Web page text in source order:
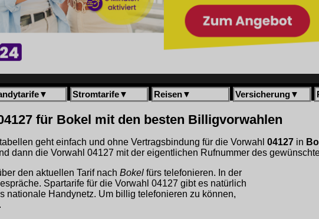
▼ Stromtarife▼ Reisen▼ Versicherung▼
für Bokel mit den besten Billigvorwahlen
geht einfach und ohne Vertragsbindung für die Vorwahl 04127 in
dann die Vorwahl 04127 mit der eigentlichen Rufnummer des
den aktuellen Tarif nach Bokel fürs telefonieren. In der
Spartarife für die Vorwahl 04127 gibt es natürlich
nationale Handynetz. Um billig telefonieren zu können,